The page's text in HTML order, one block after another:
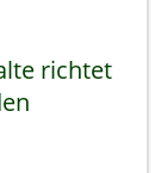
richtet